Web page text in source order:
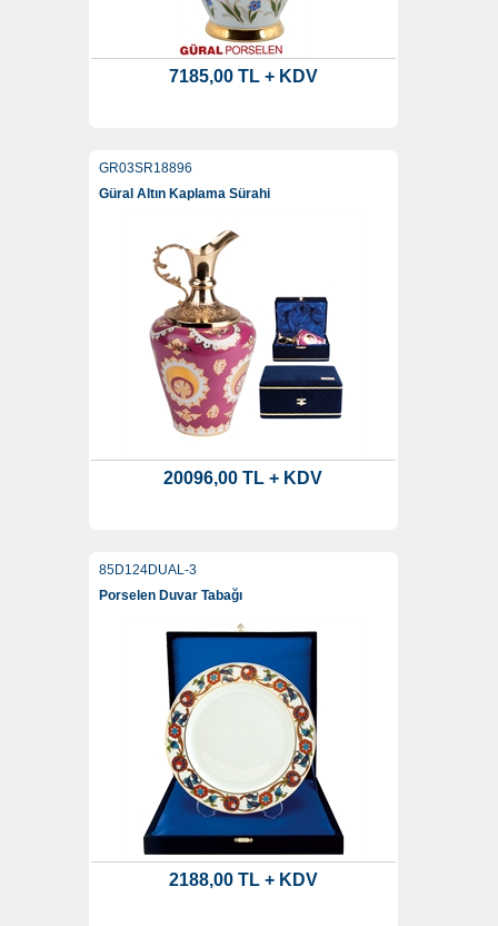
7185,00 TL + KDV
GR03SR18896
Güral Altın Kaplama Sürahi
20096,00 TL + KDV
85D124DUAL-3
Porselen Duvar Tabağı
2188,00 TL + KDV